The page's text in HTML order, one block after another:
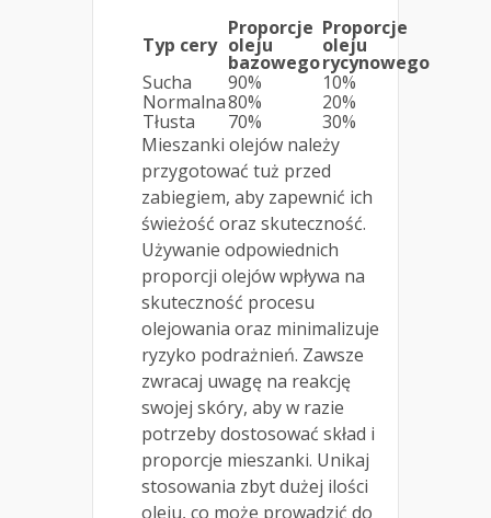
Typ cery
Proporcje
oleju
bazowego
Proporcje
oleju
rycynowego
Sucha
90%
10%
Normalna80%
20%
Tłusta
70%
30%
Mieszanki olejów należy
przygotować tuż przed
zabiegiem, aby zapewnić ich
świeżość oraz skuteczność.
Używanie odpowiednich
proporcji olejów wpływa na
skuteczność procesu
olejowania oraz minimalizuje
ryzyko podrażnień. Zawsze
zwracaj uwagę na reakcję
swojej skóry, aby w razie
potrzeby dostosować skład i
proporcje mieszanki. Unikaj
stosowania zbyt dużej ilości
oleju, co może prowadzić do